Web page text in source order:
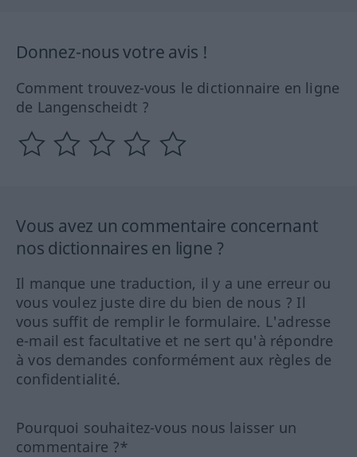
Donnez-nous votre avis !
Comment trouvez-vous le dictionnaire en ligne
de Langenscheidt ?
Vous avez un commentaire concernant
nos dictionnaires en ligne ?
Il manque une traduction, il y a une erreur ou
vous voulez juste dire du bien de nous ? Il
vous suffit de remplir le formulaire. L'adresse
e-mail est facultative et ne sert qu'à répondre
à vos demandes conformément aux règles de
confidentialité.
Pourquoi souhaitez-vous nous laisser un
commentaire ?*